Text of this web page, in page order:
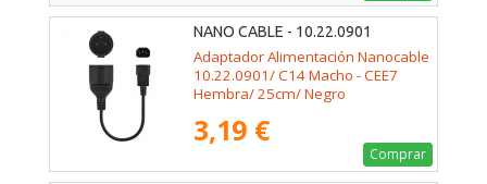
NANO CABLE - 10.22.0901
Adaptador Alimentación Nanocable
10.22.0901/ C14 Macho - CEE7
Hembra/ 25cm/ Negro
3,19 €
Comprar